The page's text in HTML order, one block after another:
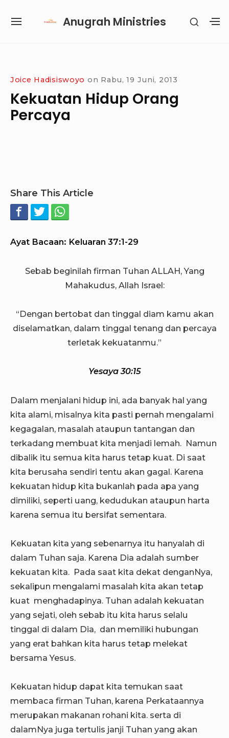
Anugrah Ministries
SITE
SHOW
Joice Hadisiswoyo on Rabu, 19 Juni, 2013
Kekuatan Hidup Orang
Percaya
Share This Article
Ayat Bacaan: Keluaran 37:1-29
Sebab beginilah firman Tuhan ALLAH, Yang
Mahakudus, Allah Israel:
“Dengan bertobat dan tinggal diam kamu akan
diselamatkan, dalam tinggal tenang dan percaya
terletak kekuatanmu.”
Yesaya 30:15
Dalam menjalani hidup ini, ada banyak hal yang
kita alami, misalnya kita pasti pernah mengalami
kegagalan, masalah ataupun tantangan dan
terkadang membuat kita menjadi lemah. Namun
dibalik itu semua kita harus tetap kuat. Di saat
kita berusaha sendiri tentu akan gagal. Karena
kekuatan hidup kita bukanlah pada apa yang
dimiliki, seperti uang, kedudukan ataupun harta
karena semua itu bersifat sementara.
Kekuatan kita yang sebenarnya itu hanyalah di
dalam Tuhan saja. Karena Dia adalah sumber
kekuatan kita. Pada saat kita dekat denganNya,
sekalipun mengalami masalah kita akan tetap
kuat menghadapinya. Tuhan adalah kekuatan
yang sejati, oleh sebab itu kita harus selalu
tinggal di dalam Dia, dan memiliki hubungan
yang erat bahkan kita harus tetap melekat
bersama Yesus.
Kekuatan hidup dapat kita temukan saat
membaca firman Tuhan, karena Perkataannya
merupakan makanan rohani kita. serta di
dalamNya juga tertulis janji Tuhan yang akan